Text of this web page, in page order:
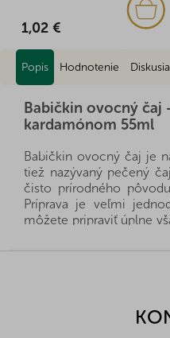
1,02 €
Popis Hodnotenie Diskusia
Babičkin ovocný čaj
kardamónom 55ml
Babičkin ovocný čaj je
tiež nazývaný pečený
čisto prírodného
Príprava je veľmi
môžete pripraviť úplne
prípade, že chcete